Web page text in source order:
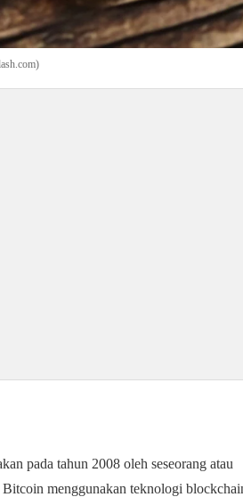
pada tahun 2008 oleh seseorang atau
menggunakan teknologi